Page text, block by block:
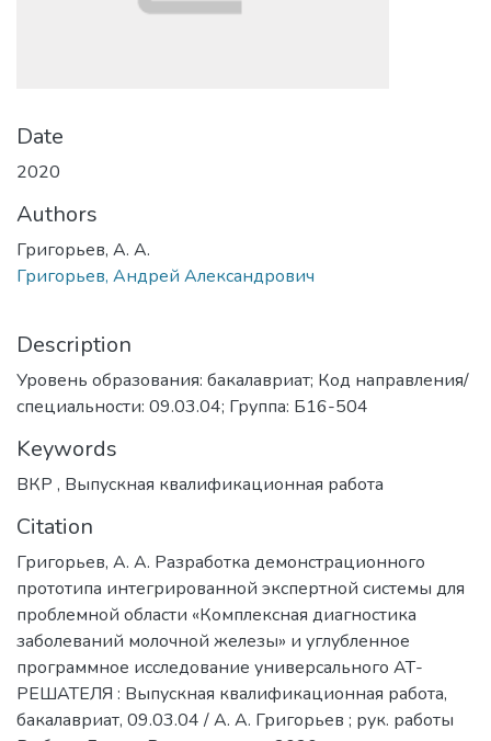
Date
2020
Authors
Григорьев, А. А.
Григорьев, Андрей Александрович
Description
Уровень образования: бакалавриат; Код направления/
специальности: 09.03.04; Группа: Б16-504
Keywords
ВКР , Выпускная квалификационная работа
Citation
Григорьев, А. А. Разработка демонстрационного
прототипа интегрированной экспертной системы для
проблемной области «Комплексная диагностика
заболеваний молочной железы» и углубленное
программное исследование универсального АТ-
РЕШАТЕЛЯ : Выпускная квалификационная работа,
бакалавриат, 09.03.04 / А. А. Григорьев ; рук. работы